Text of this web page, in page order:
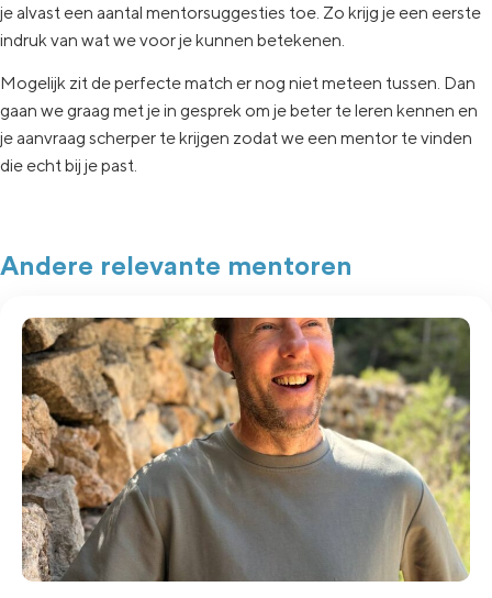
je alvast een aantal mentorsuggesties toe. Zo krijg je een eerste
indruk van wat we voor je kunnen betekenen.
Mogelijk zit deperfecte match er nog nietmeteen tussen. Dan
gaan we graag met je in gesprek om je beter te leren kennen en
je aanvraag scherper te krijgen zodat we een mentor te vinden
die echtbij je past.
Andere relevante mentoren